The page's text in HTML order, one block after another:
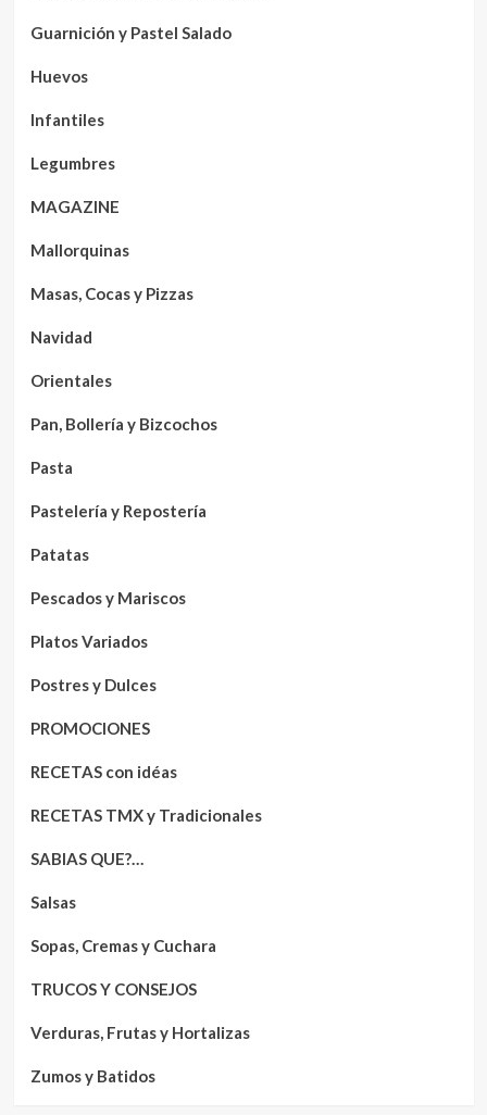
Guarnición y Pastel Salado
Huevos
Infantiles
Legumbres
MAGAZINE
Mallorquinas
Masas, Cocas y Pizzas
Navidad
Orientales
Pan, Bollería y Bizcochos
Pasta
Pastelería y Repostería
Patatas
Pescados y Mariscos
Platos Variados
Postres y Dulces
PROMOCIONES
RECETAS con idéas
RECETAS TMX y Tradicionales
SABIAS QUE?…
Salsas
Sopas, Cremas y Cuchara
TRUCOS Y CONSEJOS
Verduras, Frutas y Hortalizas
Zumos y Batidos